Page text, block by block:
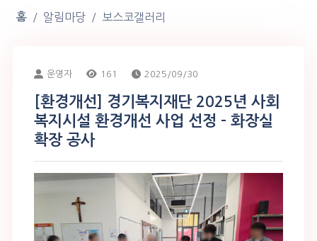
홈 알림마당 보스코갤러리
운영자 161 2025/09/30
[환경개선] 경기복지재단 2025년 사회
복지시설 환경개선 사업 선정 - 화장실
확장 공사